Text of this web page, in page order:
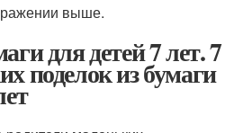
выше.
для детей 7 лет. 7
поделок из бумаги